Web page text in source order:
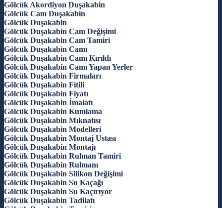
Gölcük Akordiyon Duşakabin
Gölcük Cam Duşakabin
Gölcük Duşakabin
Gölcük Duşakabin Cam Değişimi
Gölcük Duşakabin Cam Tamiri
Gölcük Duşakabin Camı
Gölcük Duşakabin Camı Kırıldı
Gölcük Duşakabin Camı Yapan Yerler
Gölcük Duşakabin Firmaları
Gölcük Duşakabin Fitili
Gölcük Duşakabin Fiyatı
Gölcük Duşakabin İmalatı
Gölcük Duşakabin Kumlama
Gölcük Duşakabin Mıknatısı
Gölcük Duşakabin Modelleri
Gölcük Duşakabin Montaj Ustası
Gölcük Duşakabin Montajı
Gölcük Duşakabin Rulman Tamiri
Gölcük Duşakabin Rulmanı
Gölcük Duşakabin Silikon Değişimi
Gölcük Duşakabin Su Kaçağı
Gölcük Duşakabin Su Kaçırıyor
Gölcük Duşakabin Tadilatı